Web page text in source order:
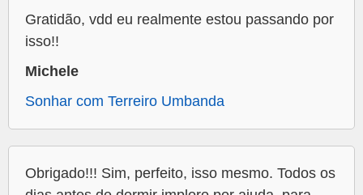
Gratidão, vdd eu realmente estou passando por
isso!!
Michele
Sonhar com Terreiro Umbanda
Obrigado!!! Sim, perfeito, isso mesmo. Todos os